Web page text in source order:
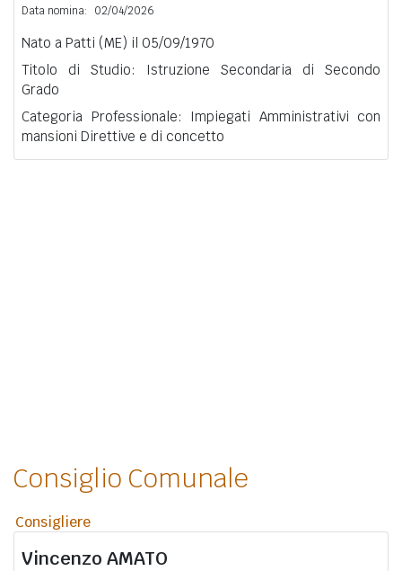
Data nomina:
02/04/2026
Nato a Patti (ME) il 05/09/1970
Titolo di Studio: Istruzione Secondaria di Secondo
Grado
Categoria Professionale: Impiegati Amministrativi con
mansioni Direttive e di concetto
Consiglio Comunale
Consigliere
Vincenzo AMATO